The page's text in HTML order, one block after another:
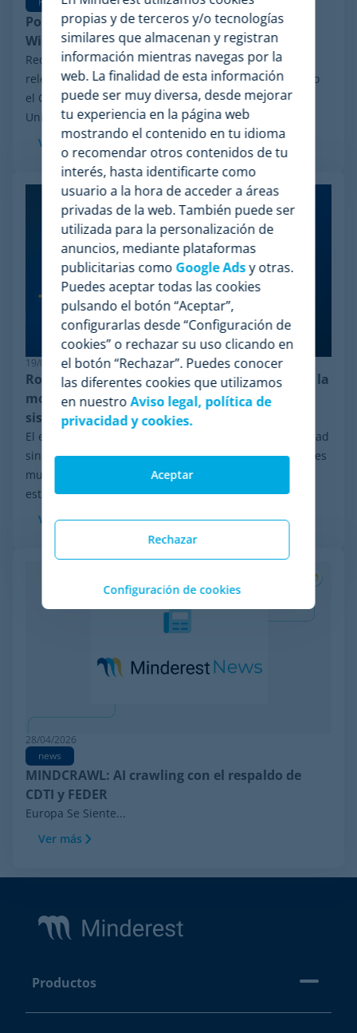
Por qué Minderest es la mejor alternativa a
Wiser en pricing intelligence
Recientemente, ha trascendido en el sector un hito
relevante: el proceso de reorganización financiera bajo
el Chapter 11 iniciado por Wiser Solutions en Estados
Unidos. Aunque esta medida no implica...
Ver más
19/06/2026
Robustez en pricing: por qué Minderest lidera la
monitorización de la competencia ante
sistemas antibots
El ecosistema del e-commerce se mueve a una velocidad
sin precedentes. En las últimas semanas, las constantes
mutaciones y el blindaje global de la ciberseguridad
están provocando apagones masivos de...
Ver más
28/04/2026
news
MINDCRAWL: AI crawling con el respaldo de
CDTI y FEDER
Europa Se Siente...
Ver más
propias y de terceros y/o tecnologías
similares que almacenan y registran
información mientras navegas por la
web. La finalidad de esta información
puede ser muy diversa, desde mejorar
tu experiencia en la página web
mostrando el contenido en tu idioma
o recomendar otros contenidos de tu
interés, hasta identificarte como
usuario a la hora de acceder a áreas
privadas de la web. También puede ser
utilizada para la personalización de
anuncios, mediante plataformas
publicitarias como Google Adsy otras.
Puedes aceptar todas las cookies
pulsando el botón “Aceptar”,
configurarlas desde “Configuración de
cookies” o rechazar su uso clicando en
el botón “Rechazar”. Puedes conocer
las diferentes cookies que utilizamos
en nuestroAviso legal, política de
privacidad y cookies.
Rechazar
Aceptar
Configuración de cookies
Productos